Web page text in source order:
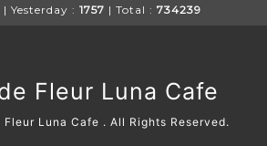
| Yesterday : 1757 | Total : 734239
Fleur Luna Cafe
Fleur Luna Cafe . All Rights Reserved.